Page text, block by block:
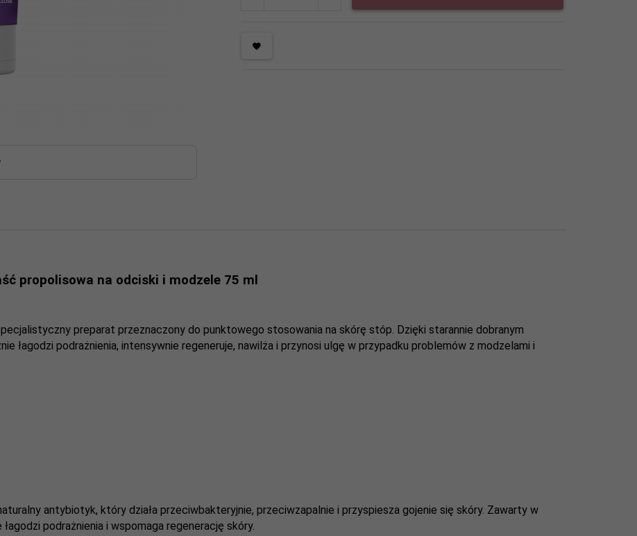
propolisowa na odciski i modzele 75 ml
preparat przeznaczony do punktowego stosowania na skórę stóp. Dzięki starannie dobranym
łagodzi podrażnienia, intensywnie regeneruje, nawilża i przynosi ulgę w przypadku problemów z modzelami i
antybiotyk, który działa przeciwbakteryjnie, przeciwzapalnie i przyspiesza gojenie się skóry. Zawarty w
podrażnienia i wspomaga regenerację skóry.